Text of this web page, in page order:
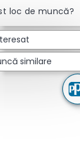
loc de muncă?
similare